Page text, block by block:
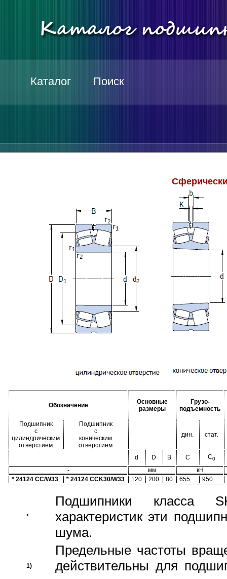
Каталог Поиск
Обозначение
Основные
размеры
Грузо-
подъемность
Подшипник
с
цилиндрическим
отверстием
Подшипник
с
коническим
отверстием
дин. стат.
d D B C C0
- мм
кН
* 24124 CC/W33
* 24124 CCK30/W33 120 200 80 655 950
*
Подшипники класса
характеристик эти
шума.
1)
Предельные частоты
действительны для